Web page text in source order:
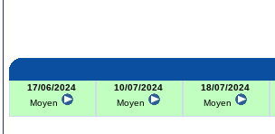
17/06/2024
Moyen
10/07/2024
Moyen
18/07/2024
Moyen